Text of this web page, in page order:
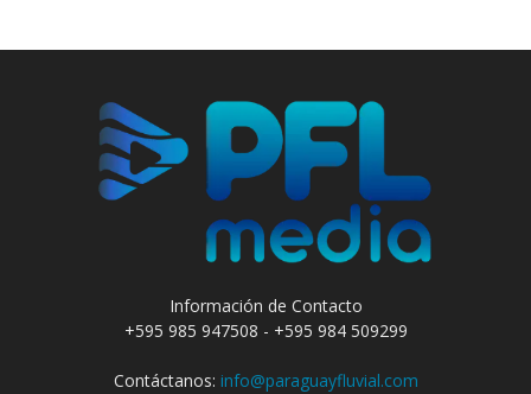
Información de Contacto
+595 985 947508 - +595 984 509299
Contáctanos: info@paraguayfluvial.com